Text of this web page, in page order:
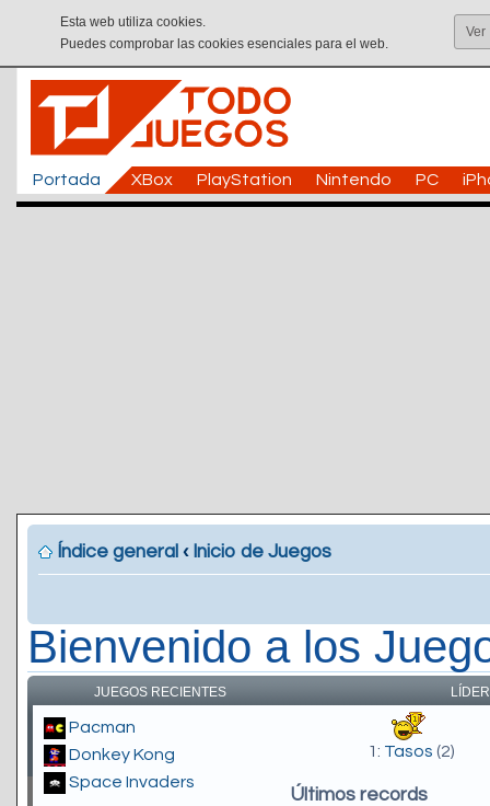
Esta web utiliza cookies.
Puedes comprobar las cookies esenciales para el web.
Ver
Portada XBox PlayStation Nintendo PC
Índice general ‹ Inicio de Juegos
Bienvenido a los
JUEGOS RECIENTES
Pacman
Donkey Kong
Space Invaders
1: Tasos (2)
Últimos records